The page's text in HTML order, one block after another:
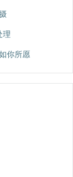
理
你所愿